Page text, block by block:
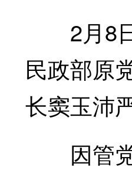
2月8日
民政部原
长窦玉沛
因管党